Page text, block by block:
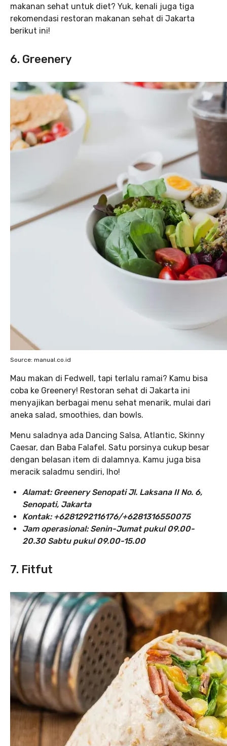
makanan sehat untuk diet? Yuk, kenali juga tiga
rekomendasi restoran makanan sehat di Jakarta
berikut ini!
6. Greenery
Source: manual.co.id
Mau makan di Fedwell, tapi terlalu ramai? Kamu bisa
coba ke Greenery! Restoran sehat di Jakarta ini
menyajikan berbagai menu sehat menarik, mulai dari
aneka salad, smoothies, dan bowls.
Menu saladnya ada Dancing Salsa, Atlantic, Skinny
Caesar, dan Baba Falafel. Satu porsinya cukup besar
dengan belasan item di dalamnya. Kamu juga bisa
meracik saladmu sendiri, lho!
Alamat: Greenery Senopati Jl. Laksana II No. 6,
Senopati, Jakarta
Kontak: +6281292116176/+6281316550075
Jam operasional: Senin-Jumat pukul 09.00-
20.30 Sabtu pukul 09.00-15.00
7. Fitfut